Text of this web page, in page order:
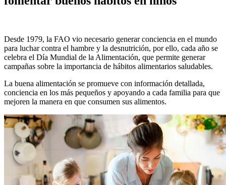
Desde 1979, la FAO vio necesario generar conciencia en el mundo
para luchar contra el hambre y la desnutrición, por ello, cada año se
celebra el Día Mundial de la Alimentación, que permite generar
campañas sobre la importancia de hábitos alimentarios saludables.
La buena alimentación se promueve con información detallada,
conciencia en los más pequeños y apoyando a cada familia para que
mejoren la manera en que consumen sus alimentos.